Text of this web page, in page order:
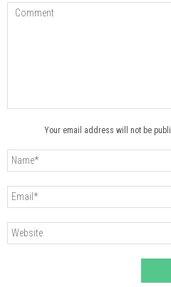
Your email address will not be